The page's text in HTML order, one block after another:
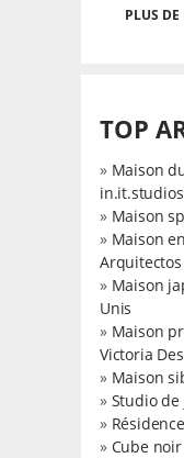
PLUS DE
TOP
» Maison
» Maison
» Maison
Arquitectos
» Maison
Unis
» Maison
Victoria
» Maison
» Studio
»
» Cube noir